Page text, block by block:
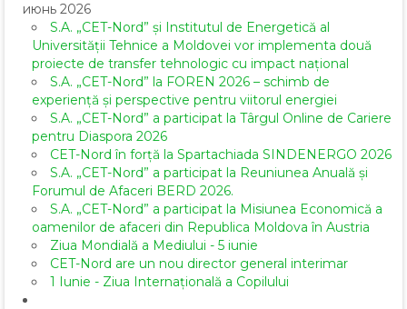
июнь 2026
S.A. „CET-Nord” și Institutul de Energetică al
Universității Tehnice a Moldovei vor implementa două
proiecte de transfer tehnologic cu impact național
S.A. „CET-Nord” la FOREN 2026 – schimb de
experiență și perspective pentru viitorul energiei
S.A. „CET-Nord” a participat la Târgul Online de Cariere
pentru Diaspora 2026
CET-Nord în forță la Spartachiada SINDENERGO 2026
S.A. „CET-Nord” a participat la Reuniunea Anuală și
Forumul de Afaceri BERD 2026.
S.A. „CET-Nord” a participat la Misiunea Economică a
oamenilor de afaceri din Republica Moldova în Austria
Ziua Mondială a Mediului - 5 iunie
CET-Nord are un nou director general interimar
1 Iunie - Ziua Internațională a Copilului